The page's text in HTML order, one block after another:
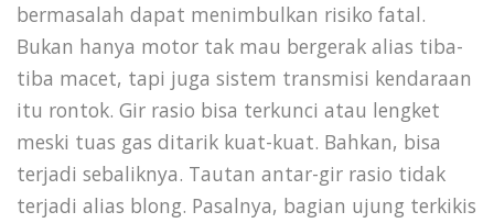
bermasalah dapat menimbulkan risiko fatal.
Bukan hanya motor tak mau bergerak alias tiba-
tiba macet, tapi juga sistem transmisi kendaraan
itu rontok. Gir rasio bisa terkunci atau lengket
meski tuas gas ditarik kuat-kuat. Bahkan, bisa
terjadi sebaliknya. Tautan antar-gir rasio tidak
terjadi alias blong. Pasalnya, bagian ujung terkikis